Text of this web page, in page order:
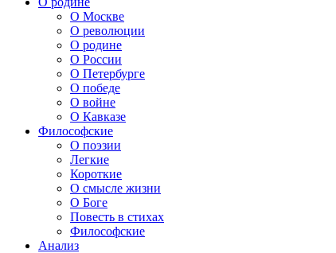
О Москве
О революции
О родине
О России
О Петербурге
О победе
О войне
О Кавказе
Философские
О поэзии
Легкие
Короткие
О смысле жизни
О Боге
Повесть в стихах
Философские
Анализ